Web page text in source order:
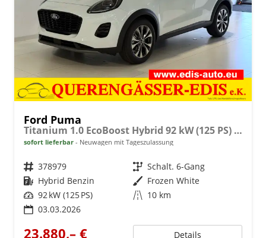
Ford Puma
Titanium 1.0 EcoBoost Hybrid 92 kW (125 PS) Lenkradheizung, Sitzheizung, DAB, Navigationssystem, Radio, Apple CarPlay, Android Auto, Einparkhilfe hinten, Rückfahrkamera, Verkehrsschild-Erkennungssystem, 17"-LM-Felgen, uvm.
sofort lieferbar Neuwagen mit Tageszulassung
Fahrzeugnr. 378979 Getriebe Schalt. 6-Gang
Kraftstoff Hybrid Benzin Außenfarbe Frozen White
Leistung 92 kW (125 PS) Kilometerstand 10 km
03.03.2026
23.880,– € Details